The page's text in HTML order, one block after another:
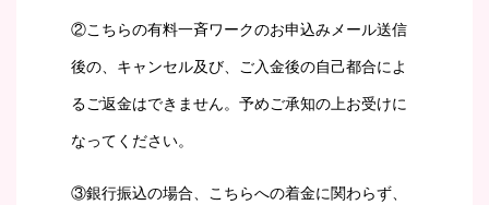
②こちらの有料一斉ワークのお申込みメール送信
後の、キャンセル及び、ご入金後の自己都合によ
るご返金はできません。予めご承知の上お受けに
なってください。
③銀行振込の場合、こちらへの着金に関わらず、